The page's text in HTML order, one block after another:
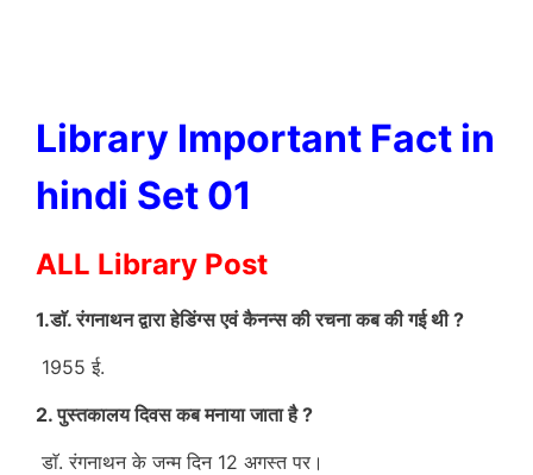
Library Important Fact in
hindi Set 01
ALL Library Post
1.डाॅ. रंगनाथन द्वारा हेडिंग्स एवं कैनन्स की रचना कब की गई थी ?
1955 ई.
2. पुस्तकालय दिवस कब मनाया जाता है ?
डाॅ. रंगनाथन के जन्म दिन 12 अगस्त पर।